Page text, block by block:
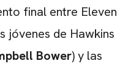
final entre Eleven
jóvenes de Hawkins
Bower) y las